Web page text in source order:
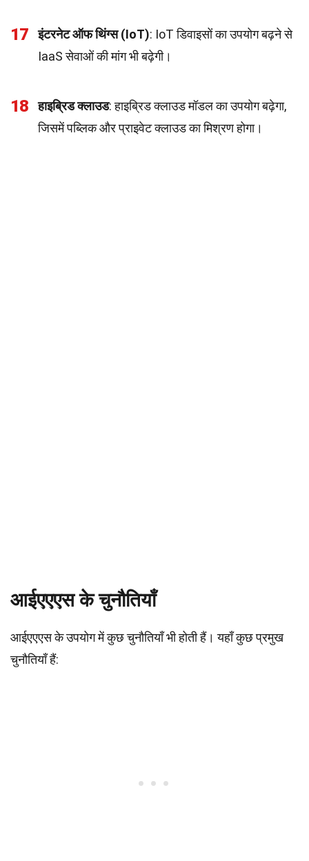
17 इंटरनेट ऑफ थिंग्स (IoT): IoT डिवाइसों का उपयोग बढ़ने से
IaaS सेवाओं की मांग भी बढ़ेगी।
18 हाइब्रिड क्लाउड: हाइब्रिड क्लाउड मॉडल का उपयोग बढ़ेगा,
जिसमें पब्लिक और प्राइवेट क्लाउड का मिश्रण होगा।
आईएएएस के चुनौतियाँ
आईएएएस के उपयोग में कुछ चुनौतियाँ भी होती हैं। यहाँ कुछ प्रमुख
चुनौतियाँ हैं: